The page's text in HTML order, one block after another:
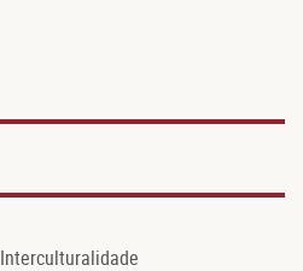
Interculturalidade